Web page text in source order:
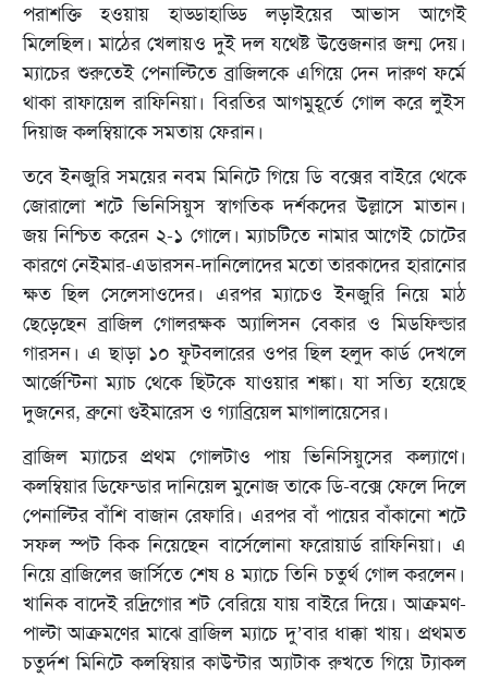
পরাশক্তি হওয়ায় হাড্ডাহাড্ডি লড়াইয়ের আভাস আগেই
মিলেছিল। মাঠের খেলায়ও দুই দল যথেষ্ট উত্তেজনার জন্ম দেয়।
ম্যাচের শুরুতেই পেনাল্টিতে ব্রাজিলকে এগিয়ে দেন দারুণ ফর্মে
থাকা রাফায়েল রাফিনিয়া। বিরতির আগমুহূর্তে গোল করে লুইস
দিয়াজ কলম্বিয়াকে সমতায় ফেরান।
তবে ইনজুরি সময়ের নবম মিনিটে গিয়ে ডি বক্সের বাইরে থেকে
জোরালো শটে ভিনিসিয়ুস স্বাগতিক দর্শকদের উল্লাসে মাতান।
জয় নিশ্চিত করেন ২-১ গোলে। ম্যাচটিতে নামার আগেই চোটের
কারণে নেইমার-এডারসন-দানিলোদের মতো তারকাদের হারানোর
ক্ষত ছিল সেলেসাওদের। এরপর ম্যাচেও ইনজুরি নিয়ে মাঠ
ছেড়েছেন ব্রাজিল গোলরক্ষক অ্যালিসন বেকার ও মিডফিল্ডার
গারসন। এ ছাড়া ১০ ফুটবলারের ওপর ছিল হলুদ কার্ড দেখলে
আর্জেন্টিনা ম্যাচ থেকে ছিটকে যাওয়ার শঙ্কা। যা সত্যি হয়েছে
দুজনের, ব্রুনো গুইমারেস ও গ্যাব্রিয়েল মাগালায়েসের।
ব্রাজিল ম্যাচের প্রথম গোলটাও পায় ভিনিসিয়ুসের কল্যাণে।
কলম্বিয়ার ডিফেন্ডার দানিয়েল মুনোজ তাকে ডি-বক্সে ফেলে দিলে
পেনাল্টির বাঁশি বাজান রেফারি। এরপর বাঁ পায়ের বাঁকানো শটে
সফল স্পট কিক নিয়েছেন বার্সেলোনা ফরোয়ার্ড রাফিনিয়া। এ
নিয়ে ব্রাজিলের জার্সিতে শেষ ৪ ম্যাচে তিনি চতুর্থ গোল করলেন।
খানিক বাদেই রদ্রিগোর শট বেরিয়ে যায় বাইরে দিয়ে। আক্রমণ-
পাল্টা আক্রমণের মাঝে ব্রাজিল ম্যাচে দু’বার ধাক্কা খায়। প্রথমত
চতুর্দশ মিনিটে কলম্বিয়ার কাউন্টার অ্যাটাক রুখতে গিয়ে ট্যাকল